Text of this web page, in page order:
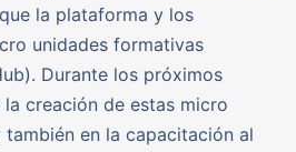
la plataforma y los
unidades formativas
Durante los próximos
la creación de estas micro
en la capacitación al